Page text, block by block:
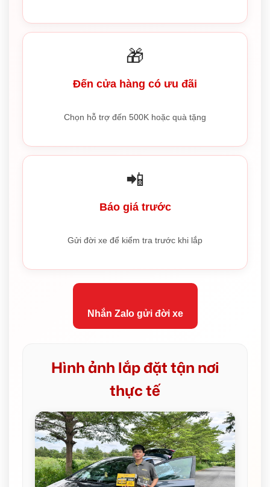
🎁
Đến cửa hàng có ưu đãi
Chọn hỗ trợ đến 500K hoặc quà tặng
📲
Báo giá trước
Gửi đời xe để kiểm tra trước khi lắp
Nhắn Zalo gửi đời xe
Hình ảnh lắp đặt tận nơi
thực tế